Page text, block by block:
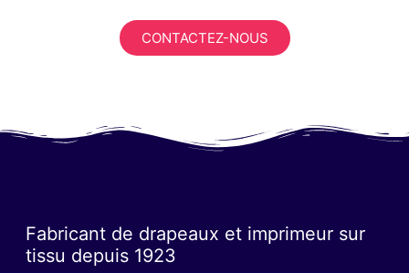
CONTACTEZ-NOUS
Fabricant de drapeaux et imprimeur sur
tissu depuis 1923